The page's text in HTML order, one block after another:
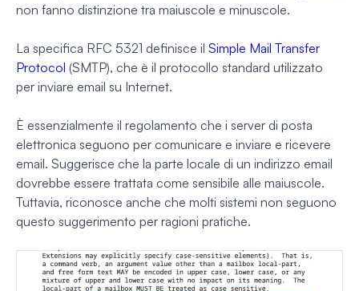
non fanno distinzione tra maiuscole e minuscole.
La specifica RFC 5321 definisce il Simple Mail Transfer
Protocol (SMTP), che è il protocollo standard utilizzato
per inviare email su Internet.
È essenzialmente il regolamento che i server di posta
elettronica seguono per comunicare e inviare e ricevere
email. Suggerisce che la parte locale di un indirizzo email
dovrebbe essere trattata come sensibile alle maiuscole.
Tuttavia, riconosce anche che molti sistemi non seguono
questo suggerimento per ragioni pratiche.